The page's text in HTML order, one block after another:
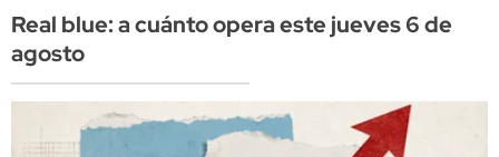
Real blue: a cuánto opera este jueves 6 de
agosto